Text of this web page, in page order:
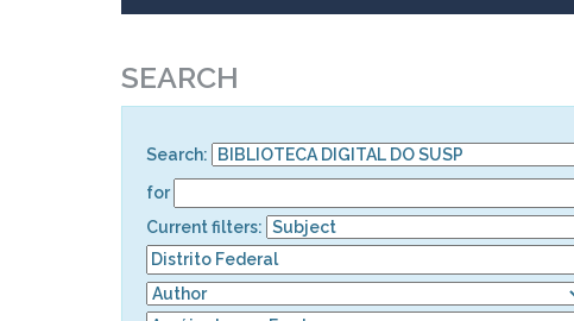
SEARCH
Search:
for
Current filters: